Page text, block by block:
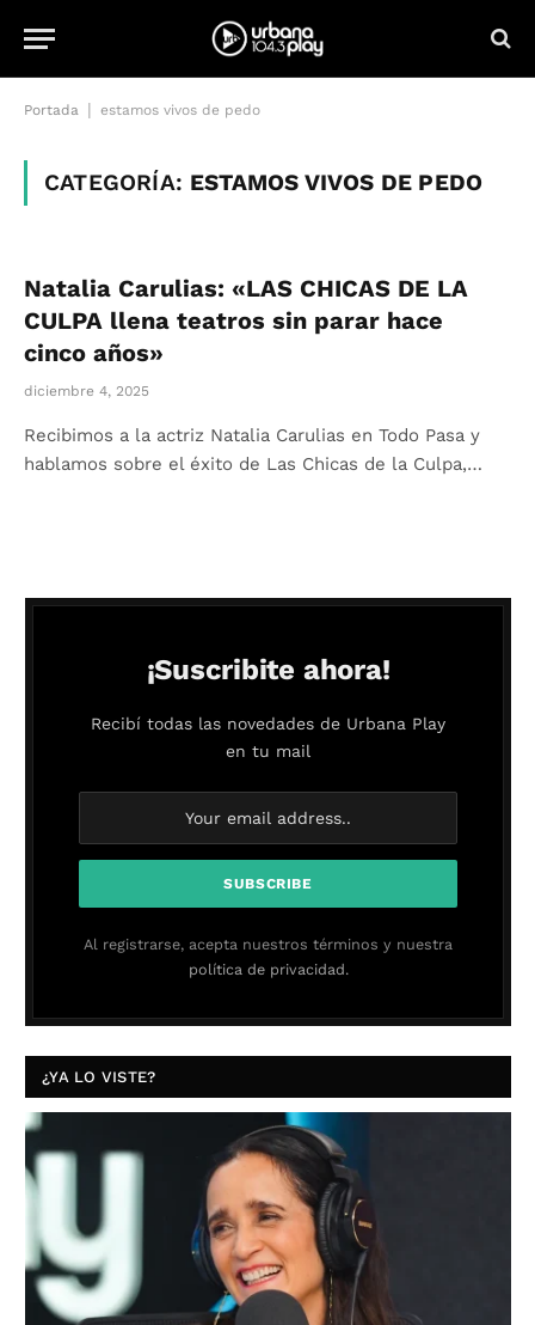
Portada estamos vivos de pedo
CATEGORÍA: ESTAMOS VIVOS DE PEDO
Natalia Carulias: «LAS CHICAS DE LA
CULPA llena teatros sin parar hace
cinco años»
diciembre 4, 2025
Recibimos a la actriz Natalia Carulias en Todo Pasa y
hablamos sobre el éxito de Las Chicas de la Culpa,…
¡Suscribite ahora!
Recibí todas las novedades de Urbana Play
en tu mail
Al registrarse, acepta nuestros términos y nuestra
política de privacidad.
¿YA LO VISTE?